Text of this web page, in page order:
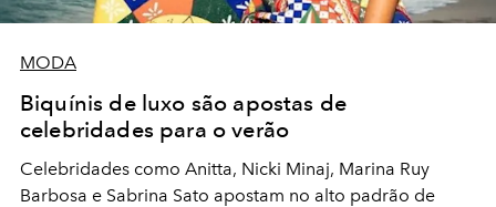
MODA
Biquínis de luxo são apostas de
celebridades para o verão
Celebridades como Anitta, Nicki Minaj, Marina Ruy
Barbosa e Sabrina Sato apostam no alto padrão de